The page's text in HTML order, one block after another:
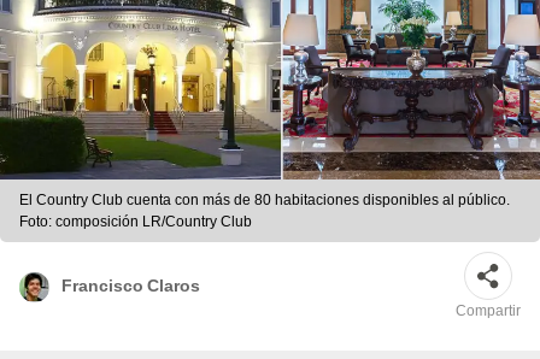
El Country Club cuenta con más de 80 habitaciones disponibles al público.
Foto: composición LR/Country Club
Francisco Claros
Compartir